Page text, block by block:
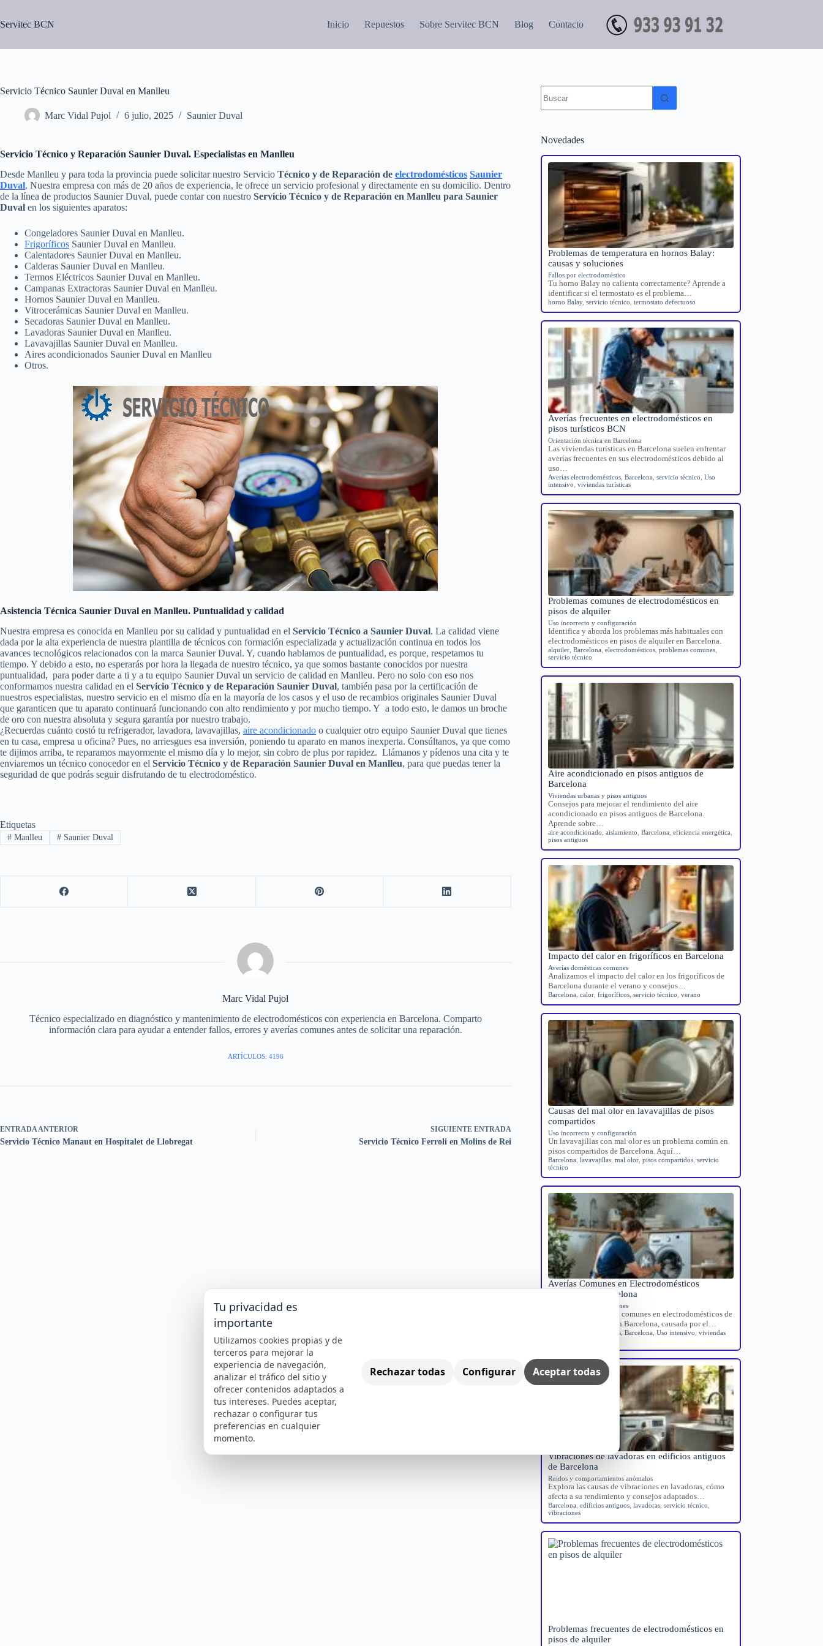
contenido
Servitec BCN Inicio Repuestos Sobre Servitec BCN Blog Contacto
Servicio Técnico Saunier Duval en Manlleu
Marc Vidal Pujol 6 julio, 2025 Saunier Duval
Servicio Técnico y Reparación Saunier Duval. Especialistas en Manlleu
Desde Manlleu y para toda la provincia puede solicitar nuestro Servicio Técnico y de Reparación de electrodomésticos Saunier
Duval. Nuestra empresa con más de 20 años de experiencia, le ofrece un servicio profesional y directamente en su domicilio. Dentro
de la línea de productos Saunier Duval, puede contar con nuestro Servicio Técnico y de Reparación en Manlleu para Saunier
Duval en los siguientes aparatos:
Congeladores Saunier Duval en Manlleu.
Frigoríficos Saunier Duval en Manlleu.
Calentadores Saunier Duval en Manlleu.
Calderas Saunier Duval en Manlleu.
Termos Eléctricos Saunier Duval en Manlleu.
Campanas Extractoras Saunier Duval en Manlleu.
Hornos Saunier Duval en Manlleu.
Vitrocerámicas Saunier Duval en Manlleu.
Secadoras Saunier Duval en Manlleu.
Lavadoras Saunier Duval en Manlleu.
Lavavajillas Saunier Duval en Manlleu.
Aires acondicionados Saunier Duval en Manlleu
Otros.
Asistencia Técnica Saunier Duval en Manlleu. Puntualidad y calidad
Nuestra empresa es conocida en Manlleu por su calidad y puntualidad en el Servicio Técnico a Saunier Duval. La calidad viene
dada por la alta experiencia de nuestra plantilla de técnicos con formación especializada y actualización continua en todos los
avances tecnológicos relacionados con la marca Saunier Duval. Y, cuando hablamos de puntualidad, es porque, respetamos tu
tiempo. Y debido a esto, no esperarás por hora la llegada de nuestro técnico, ya que somos bastante conocidos por nuestra
puntualidad, para poder darte a ti y a tu equipo Saunier Duval un servicio de calidad en Manlleu. Pero no solo con eso nos
conformamos nuestra calidad en el Servicio Técnico y de Reparación Saunier Duval, también pasa por la certificación de
nuestros especialistas, nuestro servicio en el mismo día en la mayoría de los casos y el uso de recambios originales Saunier Duval
que garanticen que tu aparato continuará funcionando con alto rendimiento y por mucho tiempo. Y a todo esto, le damos un broche
de oro con nuestra absoluta y segura garantía por nuestro trabajo.
¿Recuerdas cuánto costó tu refrigerador, lavadora, lavavajillas, aire acondicionado o cualquier otro equipo Saunier Duval que tienes
en tu casa, empresa u oficina? Pues, no arriesgues esa inversión, poniendo tu aparato en manos inexperta. Consúltanos, ya que como
te dijimos arriba, te reparamos mayormente el mismo día y lo mejor, sin cobro de plus por rapidez. Llámanos y pídenos una cita y te
enviaremos un técnico conocedor en el Servicio Técnico y de Reparación Saunier Duval en Manlleu, para que puedas tener la
seguridad de que podrás seguir disfrutando de tu electrodoméstico.
Etiquetas
#Manlleu #Saunier Duval
Marc Vidal Pujol
Técnico especializado en diagnóstico y mantenimiento de electrodomésticos con experiencia en Barcelona. Comparto
información clara para ayudar a entender fallos, errores y averías comunes antes de solicitar una reparación.
ARTÍCULOS: 4196
ENTRADA ANTERIOR
Servicio Técnico Manaut en Hospitalet de Llobregat
SIGUIENTE ENTRADA
Servicio Técnico Ferroli en Molins de Rei
resultados
Novedades
Problemas de temperatura en hornos Balay:
causas y soluciones
Fallos por electrodoméstico
Tu horno Balay no calienta correctamente? Aprende a
identificar si el termostato es el problema…
horno Balay,servicio técnico ,termostato defectuoso
Averías frecuentes en electrodomésticos en
pisos turísticos BCN
Orientación técnica en Barcelona
Las viviendas turísticas en Barcelona suelen enfrentar
averías frecuentes en sus electrodomésticos debido al
uso…
Averías electrodomésticos ,Barcelona ,servicio técnico ,Uso
intensivo ,viviendas turísticas
Problemas comunes de electrodomésticos en
pisos de alquiler
Uso incorrecto y configuración
Identifica y aborda los problemas más habituales con
electrodomésticos en pisos de alquiler en Barcelona.
alquiler ,Barcelona ,electrodomésticos ,problemas comunes
servicio técnico
Aire acondicionado en pisos antiguos de
Barcelona
Viviendas urbanas y pisos antiguos
Consejos para mejorar el rendimiento del aire
acondicionado en pisos antiguos de Barcelona.
Aprende sobre…
aire acondicionado ,aislamiento ,Barcelona ,eficiencia energética
pisos antiguos
Impacto del calor en frigoríficos en Barcelona
Averías domésticas comunes
Analizamos el impacto del calor en los frigoríficos de
Barcelona durante el verano y consejos…
Barcelona ,calor ,frigoríficos ,servicio técnico ,verano
Causas del mal olor en lavavajillas de pisos
compartidos
Uso incorrecto y configuración
Un lavavajillas con mal olor es un problema común en
pisos compartidos de Barcelona. Aquí…
Barcelona ,lavavajillas ,mal olor ,pisos compartidos ,servicio
técnico
Averías Comunes en Electrodomésticos
Turísticos en Barcelona
Averías domésticas comunes
Guía sobre las averías comunes en electrodomésticos de
viviendas turísticas en Barcelona, causada por el…
Averías electrodomésticos ,Barcelona ,Uso intensivo ,viviendas
Vibraciones de lavadoras en edificios antiguos
de Barcelona
Ruidos y comportamientos anómalos
Explora las causas de vibraciones en lavadoras, cómo
afecta a su rendimiento y consejos adaptados…
Barcelona ,edificios antiguos ,lavadoras ,servicio técnico
vibraciones
Problemas frecuentes de electrodomésticos en
pisos de alquiler
Tu privacidad es
importante
Utilizamos cookies propias y de
terceros para mejorar la
experiencia de navegación,
analizar el tráfico del sitio y
ofrecer contenidos adaptados a
tus intereses. Puedes aceptar,
rechazar o configurar tus
preferencias en cualquier
momento.
Rechazar todas Configurar Aceptar todas